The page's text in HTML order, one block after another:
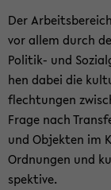
Der
vor allem durch
Politik-​ und
hen dabei die
flech­tun­gen
Frage nach
und Ob­jek­ten im
Ord­nun­gen und
spek­ti­ve.